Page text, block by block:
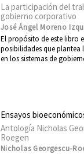
La participación del
gobierno corporativo
José Ángel Moreno
El propósito de este libro
posibilidades que
en los sistemas de
Ensayos
Antología Nicholas
Roegen
Nicholas Georgescu-